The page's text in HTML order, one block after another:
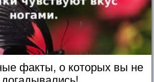
факты, о которых вы не